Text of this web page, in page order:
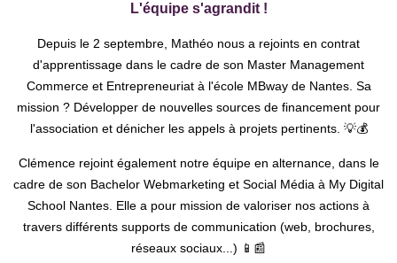
L'équipe s'agrandit!
Depuis le 2 septembre, Mathéo nous a rejoints en contrat
d'apprentissage dans le cadre de son Master Management
Commerce et Entrepreneuriat à l'école MBway de Nantes. Sa
mission ? Développer de nouvelles sources de financement pour
l'association et dénicher les appels à projets pertinents. 💡💰
Clémence rejoint également notre équipe en alternance, dans le
cadre de son Bachelor Webmarketing et Social Média à My Digital
School Nantes. Elle a pour mission de valoriser nos actions à
travers différents supports de communication (web, brochures,
réseaux sociaux...) 📱📰